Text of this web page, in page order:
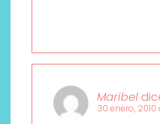
Maribel
30 enero, 2010